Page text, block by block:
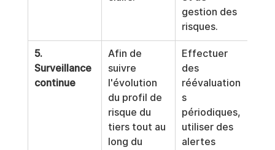
gestion des
risques.
5.
Surveillance
continue
Afin de
suivre
l'évolution
du profil de
risque du
tiers tout au
long du
Effectuer
des
réévaluation
s
périodiques,
utiliser des
alertes